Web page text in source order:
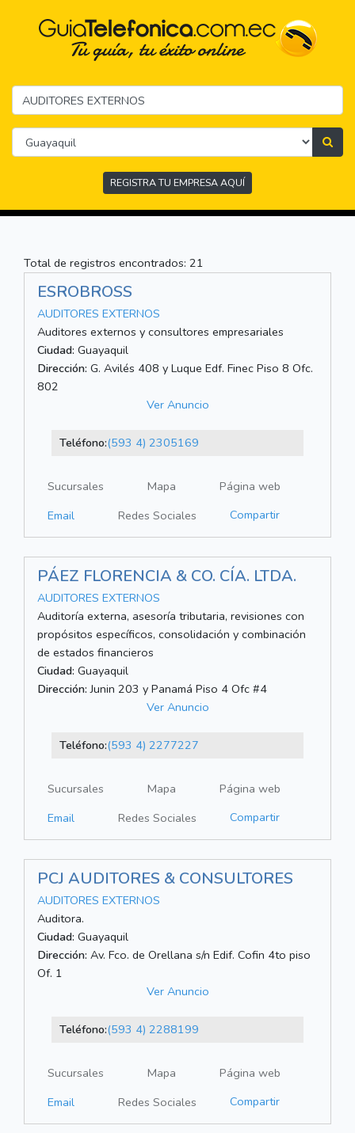
REGISTRA TU EMPRESA AQUÍ
Total de registros encontrados: 21
ESROBROSS
AUDITORES EXTERNOS
Auditores externos y consultores empresariales
Ciudad: Guayaquil
Dirección: G. Avilés 408 y Luque Edf. Finec Piso 8 Ofc.
802
Ver Anuncio
Teléfono:(593 4) 2305169
Sucursales Mapa
Página web
Email
Redes Sociales Compartir
PÁEZ FLORENCIA & CO. CÍA. LTDA.
AUDITORES EXTERNOS
Auditoría externa, asesoría tributaria, revisiones con
propósitos específicos, consolidación y combinación
de estados financieros
Ciudad: Guayaquil
Dirección: Junin 203 y Panamá Piso 4 Ofc #4
Ver Anuncio
Teléfono:(593 4) 2277227
Sucursales Mapa
Página web
Email
Redes Sociales Compartir
PCJ AUDITORES & CONSULTORES
AUDITORES EXTERNOS
Auditora.
Ciudad: Guayaquil
Dirección: Av. Fco. de Orellana s/n Edif. Cofin 4to piso
Of. 1
Ver Anuncio
Teléfono:(593 4) 2288199
Sucursales Mapa
Página web
Email
Redes Sociales Compartir